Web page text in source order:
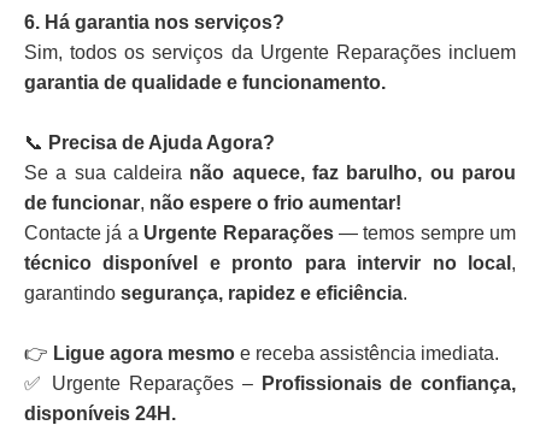
6. Há garantia nos serviços?
Sim, todos os serviços da Urgente Reparações incluem
garantia de qualidade e funcionamento.
📞 Precisa de Ajuda Agora?
Se a sua caldeira não aquece, faz barulho, ou parou
de funcionar, não espere o frio aumentar!
Contacte já a Urgente Reparações— temos sempre um
técnico disponível e pronto para intervir no local ,
garantindo segurança, rapidez e eficiência.
👉 Ligue agora mesmo e receba assistência imediata.
✅ Urgente Reparações – Profissionais de confiança,
disponíveis 24H.